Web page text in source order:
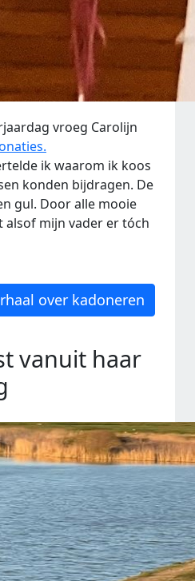
vroeg Carolijn
ik waarom ik koos
konden bijdragen. De
gul. Door alle mooie
alsof mijn vader er tóch
over kadoneren
vanuit haar